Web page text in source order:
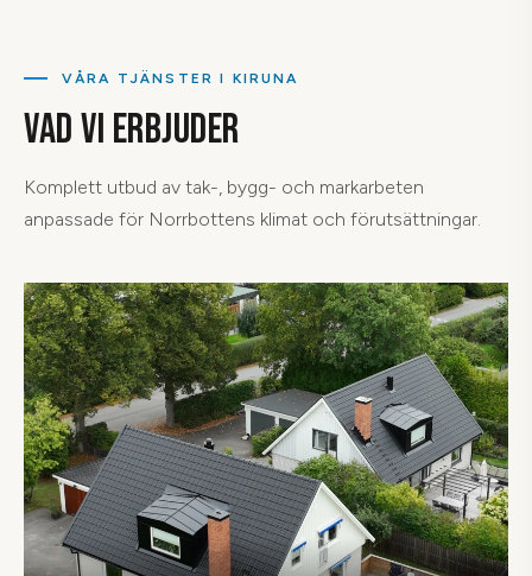
VÅRA TJÄNSTER I KIRUNA
VAD VI ERBJUDER
Komplett utbud av tak-, bygg- och markarbeten
anpassade för Norrbottens klimat och förutsättningar.